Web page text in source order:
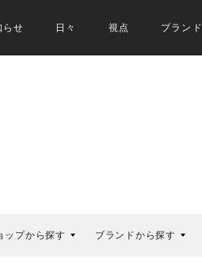
らせ 日々 視点 ブランド
ップから探す ブランドから探す